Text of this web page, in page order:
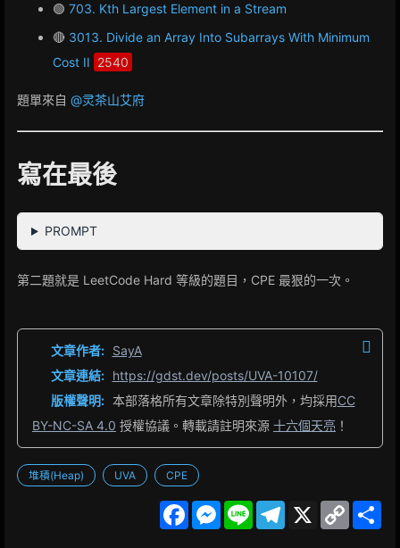
🟢 703. Kth Largest Element in a Stream
🔴 3013. Divide an Array Into Subarrays With Minimum
Cost II 2540
題單來自 @灵茶山艾府
寫在最後
PROMPT
第二題就是 LeetCode Hard 等級的題目，CPE 最狠的一次。
文章作者: SayA
文章連結: https://gdst.dev/posts/UVA-10107/
版權聲明: 本部落格所有文章除特別聲明外，均採用CC
BY-NC-SA 4.0 授權協議。轉載請註明來源 十六個天亮 ！
堆積(Heap) UVA CPE
F
M
L
X
C